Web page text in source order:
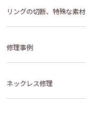
リングの切断、特殊な素材
修理事例
ネックレス修理